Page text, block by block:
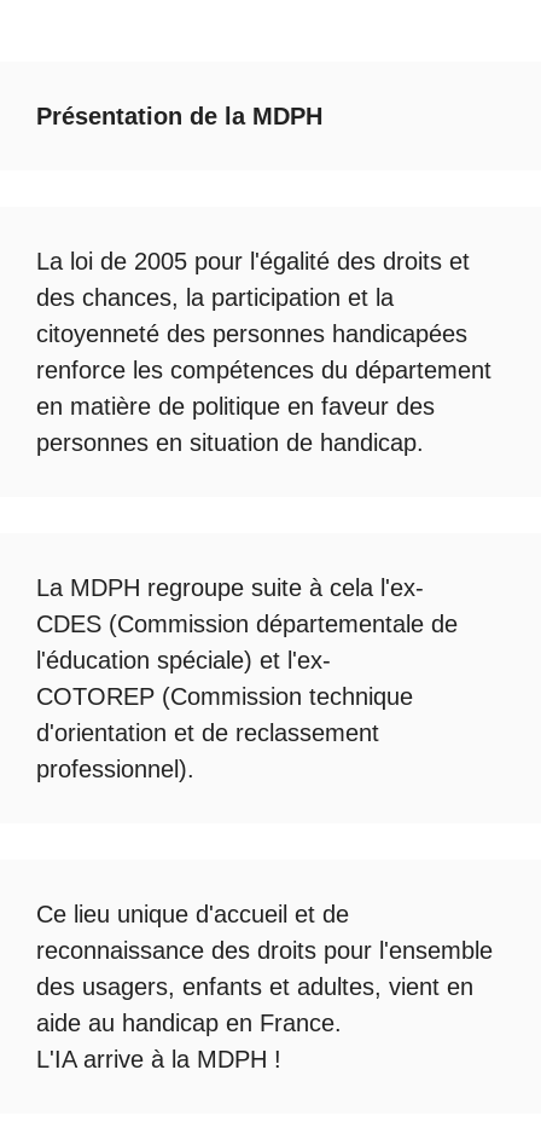
Présentation de la MDPH
La loi de 2005 pour l'égalité des droits et
des chances, la participation et la
citoyenneté des personnes handicapées
renforce les compétences du département
en matière de politique en faveur des
personnes en situation de handicap.
La MDPH regroupe suite à cela l'ex-
CDES (Commission départementale de
l'éducation spéciale) et l'ex-
COTOREP (Commission technique
d'orientation et de reclassement
professionnel).
Ce lieu unique d'accueil et de
reconnaissance des droits pour l'ensemble
des usagers, enfants et adultes, vient en
aide au handicap en France.
L'IA arrive à la MDPH !